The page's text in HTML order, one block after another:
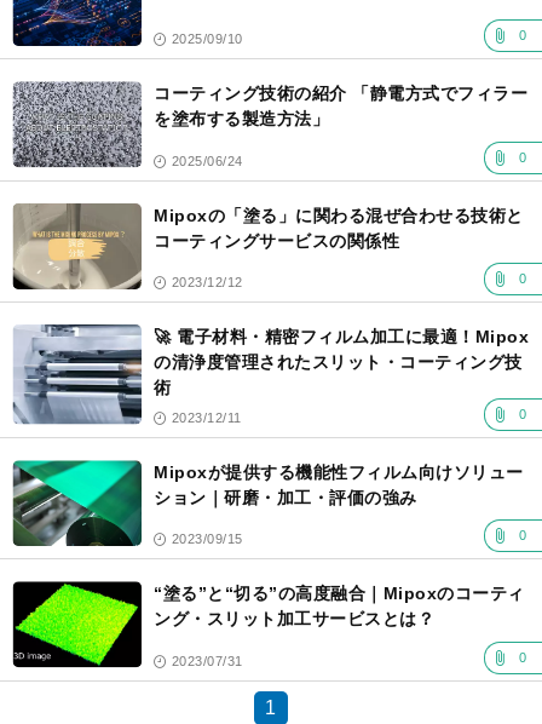
2025/09/10 0
コーティング技術の紹介 「静電方式でフィラー
を塗布する製造方法」
2025/06/24 0
Mipoxの「塗る」に関わる混ぜ合わせる技術と
コーティングサービスの関係性
2023/12/12 0
🚀 電子材料・精密フィルム加工に最適！Mipox
の清浄度管理されたスリット・コーティング技
術
2023/12/11 0
Mipoxが提供する機能性フィルム向けソリュー
ション｜研磨・加工・評価の強み
2023/09/15 0
“塗る”と“切る”の高度融合｜Mipoxのコーティ
ング・スリット加工サービスとは？
2023/07/31 0
1